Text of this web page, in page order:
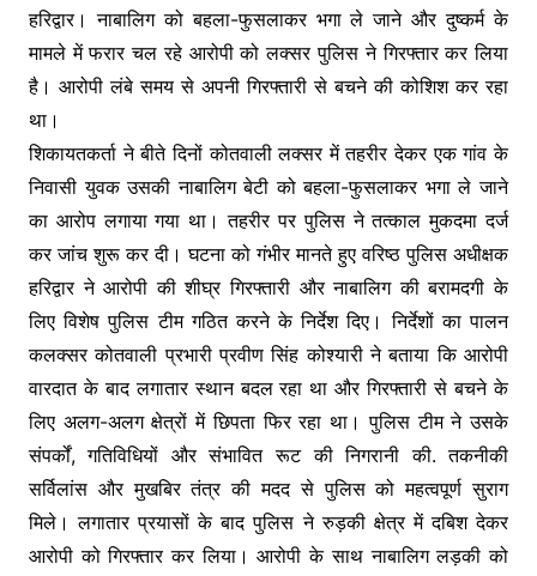
e
b
o
o
k
er s
A
p
p
s
e
n
g
er
ar
e
हरिद्वार। नाबालिग को बहला-फुसलाकर भगा ले जाने और दुष्कर्म के
मामले में फरार चल रहे आरोपी को लक्सर पुलिस ने गिरफ्तार कर लिया
है। आरोपी लंबे समय से अपनी गिरफ्तारी से बचने की कोशिश कर रहा
था।
शिकायतकर्ता ने बीते दिनों कोतवाली लक्सर में तहरीर देकर एक गांव के
निवासी युवक उसकी नाबालिग बेटी को बहला-फुसलाकर भगा ले जाने
का आरोप लगाया गया था। तहरीर पर पुलिस ने तत्काल मुकदमा दर्ज
कर जांच शुरू कर दी। घटना को गंभीर मानते हुए वरिष्ठ पुलिस अधीक्षक
हरिद्वार ने आरोपी की शीघ्र गिरफ्तारी और नाबालिग की बरामदगी के
लिए विशेष पुलिस टीम गठित करने के निर्देश दिए। निर्देशों का पालन
कलक्सर कोतवाली प्रभारी प्रवीण सिंह कोश्यारी ने बताया कि आरोपी
वारदात के बाद लगातार स्थान बदल रहा था और गिरफ्तारी से बचने के
लिए अलग-अलग क्षेत्रों में छिपता फिर रहा था। पुलिस टीम ने उसके
संपर्कों, गतिविधियों और संभावित रूट की निगरानी की. तकनीकी
सर्विलांस और मुखबिर तंत्र की मदद से पुलिस को महत्वपूर्ण सुराग
मिले। लगातार प्रयासों के बाद पुलिस ने रुड़की क्षेत्र में दबिश देकर
आरोपी को गिरफ्तार कर लिया। आरोपी के साथ नाबालिग लड़की को